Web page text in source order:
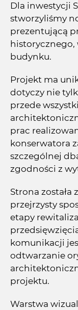
Dla inwestycji
stworzyliśmy
prezentującą
historycznego,
budynku.
Projekt ma
dotyczy nie
przede
prac
konserwatora
szczególnej
zgodności z
Strona
przejrzysty
etapy
komunikacji
odtwarzanie
projektu.
Warstwa